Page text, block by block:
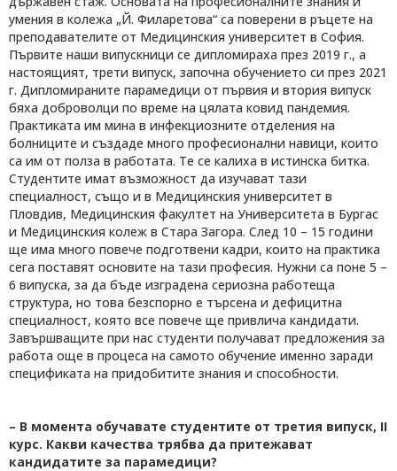
умения в колежа „Й. Филаретова“ са поверени в ръцете на
преподавателите от Медицинския университет в София.
Първите наши випускници се дипломираха през 2019 г., а
настоящият, трети випуск, започна обучението си през 2021
г. Дипломираните парамедици от първия и втория випуск
бяха доброволци по време на цялата ковид пандемия.
Практиката им мина в инфекциозните отделения на
болниците и създаде много професионални навици, които
са им от полза в работата. Те се калиха в истинска битка.
Студентите имат възможност да изучават тази
специалност, също и в Медицинския университет в
Пловдив, Медицинския факултет на Университета в Бургас
и Медицинския колеж в Стара Загора. След 10 – 15 години
ще има много повече подготвени кадри, които на практика
сега поставят основите на тази професия. Нужни са поне 5 –
6 випуска, за да бъде изградена сериозна работеща
структура, но това безспорно е търсена и дефицитна
специалност, която все повече ще привлича кандидати.
Завършващите при нас студенти получават предложения за
работа още в процеса на самото обучение именно заради
спецификата на придобитите знания и способности.
– В момента обучавате студентите от третия випуск, II
курс. Какви качества трябва да притежават
кандидатите за парамедици?